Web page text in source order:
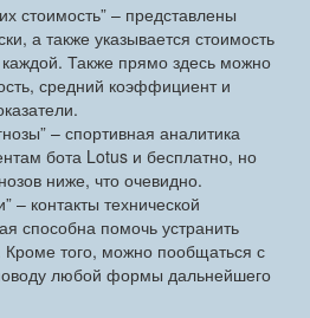
стоимость” – представлены
а также указывается стоимость
каждой. Также прямо здесь можно
средний коэффициент и
– спортивная аналитика
бота Lotus и бесплатно, но
ниже, что очевидно.
– контакты технической
способна помочь устранить
того, можно пообщаться с
любой формы дальнейшего